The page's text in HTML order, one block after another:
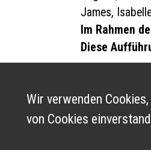
James,
Im Rahmen
Diese
Wir verwenden
von Cookies